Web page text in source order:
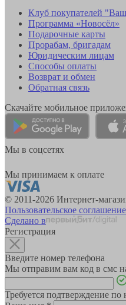
Клуб покупателей
Программа «Новосёл»
Подарочные карты
Прорабам, бригадам
Юридическим лицам
Способы оплаты
Возврат и обмен
Обратная связь
Скачайте мобильное
Мы в соцсетях
Мы принимаем к оплате
© 2011-2026 Интернет-
Пользовательское соглашение
Сделано в
Регистрация
Введите номер телефона
Мы отправим вам код в смс
Требуется подтверждение по